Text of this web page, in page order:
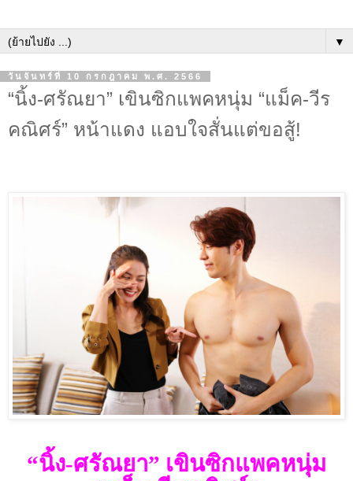
▼
วันจันทร์ที่ 10 กรกฎาคม พ.ศ. 2566
“นิ้ง-ศรัณยา” เขินซิกแพคหนุ่ม “แม็ค-วีร
คณิศร์” หน้าแดง แอบใจสั่นแต่ขอสู้!
“นิ้ง-ศรัณยา” เขินซิกแพคหนุ่ม